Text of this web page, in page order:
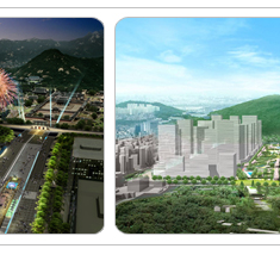
L
사
하
기
게
변
경
하
기
게
변
경
하
기